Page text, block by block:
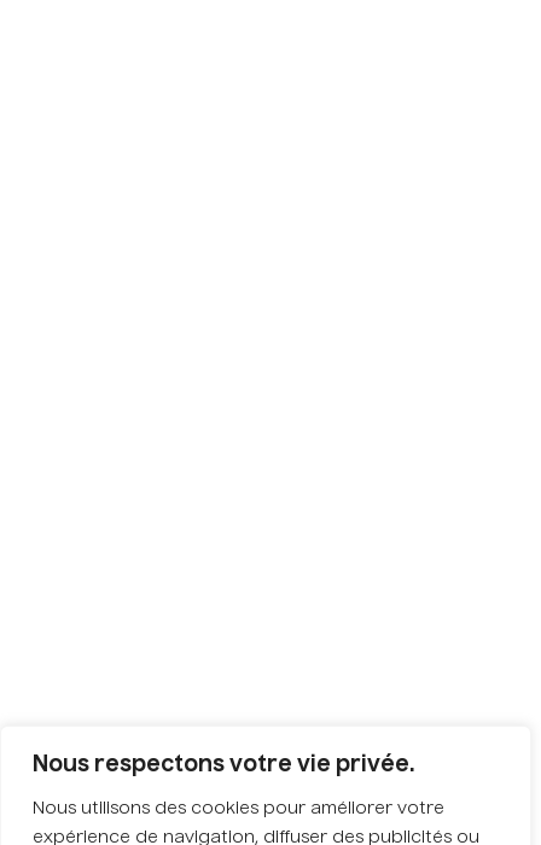
Nous respectons votre vie privée.
Nous utilisons des cookies pour améliorer votre
expérience de navigation, diffuser des publicités ou